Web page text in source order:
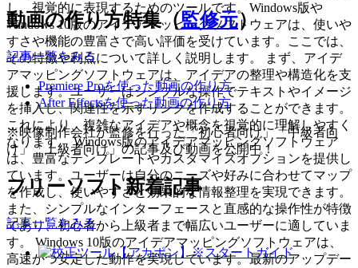
し、視覚的に表現するためのツールです。Windows版や
Windows 10版のアイデアマッピングソフトウェアは、使いや
すさや機能の豊富さで高い評価を受けています。ここでは、
その特徴や利点について詳しく説明します。 まず、アイデ
アマッピングソフトウェアは、アイデアの整理や構造化を支
援します。ユーザーはシンプルな操作でテキストやイメージ
を挿入し、関連性を示すリンクを作成することができます。
これにより、複雑なアイデアや概念を視覚的に理解しやすく
なります。 Windows版のアイデアマッピングソフトウェア
は、豊富なテンプレートやカスタマイズオプションを提供し
ています。ユーザーは自分のニーズや好みに合わせてマップ
を作成し、使いやすさと効果的な情報整理を実現できます。
また、シンプルなインターフェースと直感的な操作性が特徴
であり、初心者から上級者まで幅広いユーザーに適していま
す。 Windows 10版のアイデアマッピングソフトウェアは、
高速かつ安定した動作を実現しています。最新のアップデー
動画の作り方特集（監修元）
記事一覧をみる
Premiere Proを使った動画の作り方
After Effectsを使った動画の作り方
※映像制作会社が監修を行った「初心者向け」「中級者向
け」「上級者向け」の記事及び動画を公開中！
フリーソフト新着記事
記事一覧をみる